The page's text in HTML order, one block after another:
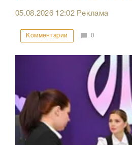
05.08.2026 12:02Реклама
Комментарии 0